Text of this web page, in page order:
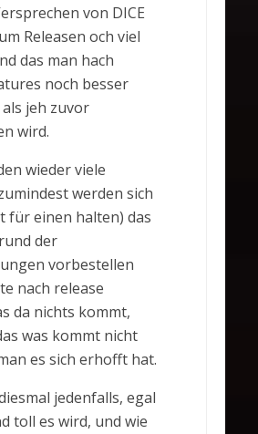
von DICE
Releasen och viel
das man hach
noch besser
jeh zuvor
wird.
wieder viele
werden sich
für einen halten) das
der
vorbestellen
nach release
da nichts kommt,
was kommt nicht
es sich erhofft hat.
jedenfalls, egal
toll es wird, und wie